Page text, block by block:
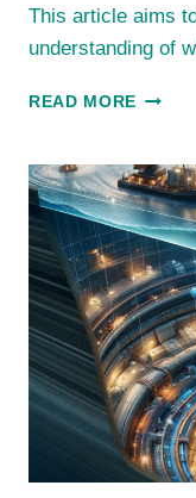
This article aims
understanding of
READ MORE
OF